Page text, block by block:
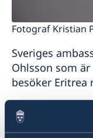
Fotograf Kristian
Sveriges
Ohlsson som
besöker Eritrea
Ambassaden
där Åsa